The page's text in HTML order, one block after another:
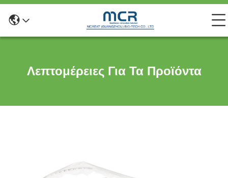
Λεπτομέρειες Για Τα Προϊόντα